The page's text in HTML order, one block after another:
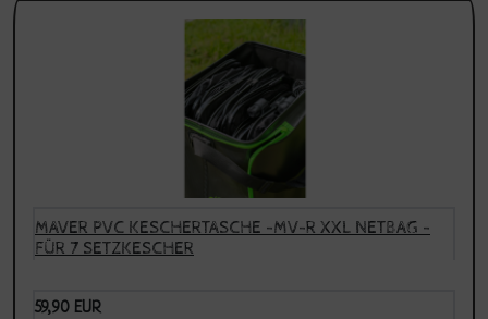
MAVER PVC KESCHERTASCHE -MV-R XXL NETBAG -
FÜR 7 SETZKESCHER
59,90 EUR